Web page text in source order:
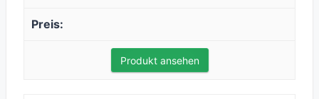
Produkt ansehen